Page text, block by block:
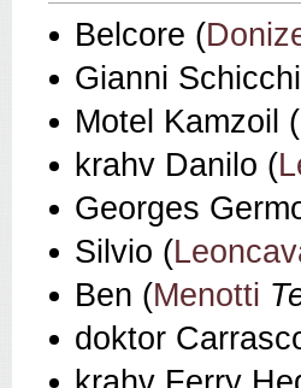
Belcore (
Gianni
Motel Kamzoil
krahv Danilo (
Georges
Silvio (
Ben (Menotti
doktor